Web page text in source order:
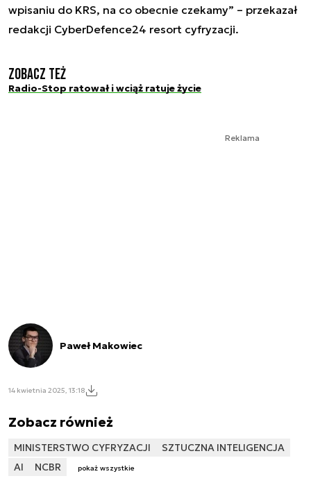
wpisaniu do KRS, na co obecnie czekamy” – przekazał
redakcji CyberDefence24 resort cyfryzacji.
Zobacz też
Radio-Stop ratował i wciąż ratuje życie
Reklama
Paweł Makowiec
14 kwietnia 2025, 13:18
Zobacz również
MINISTERSTWO CYFRYZACJI
SZTUCZNA INTELIGENCJA
AI
NCBR pokaż wszystkie